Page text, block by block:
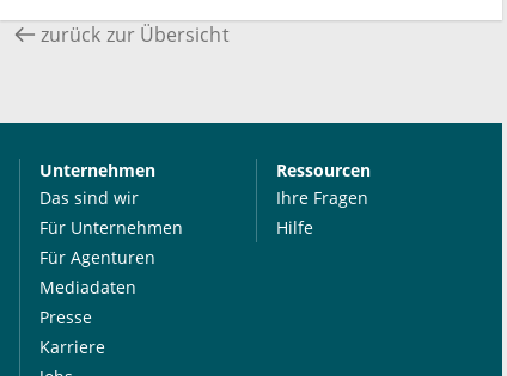
zurück zur Übersicht
Unternehmen
Das sind wir
Für Unternehmen
Für Agenturen
Mediadaten
Presse
Karriere
Ressourcen
Ihre Fragen
Hilfe